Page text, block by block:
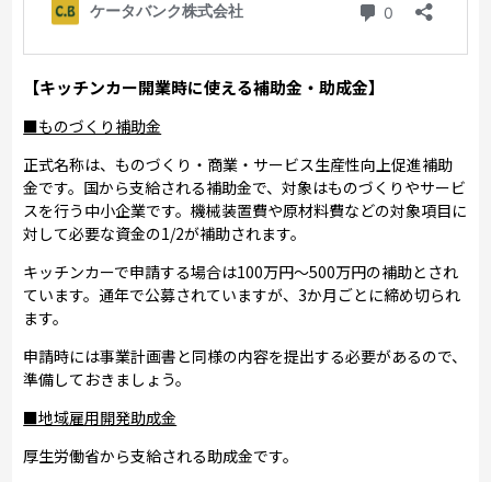
【キッチンカー開業時に使える補助金・助成金】
■ものづくり補助金
正式名称は、ものづくり・商業・サービス生産性向上促進補助
金です。国から支給される補助金で、対象はものづくりやサービ
スを行う中小企業です。機械装置費や原材料費などの対象項目に
対して必要な資金の1/2が補助されます。
キッチンカーで申請する場合は100万円～500万円の補助とされ
ています。通年で公募されていますが、3か月ごとに締め切られ
ます。
申請時には事業計画書と同様の内容を提出する必要があるので、
準備しておきましょう。
■地域雇用開発助成金
厚生労働省から支給される助成金です。